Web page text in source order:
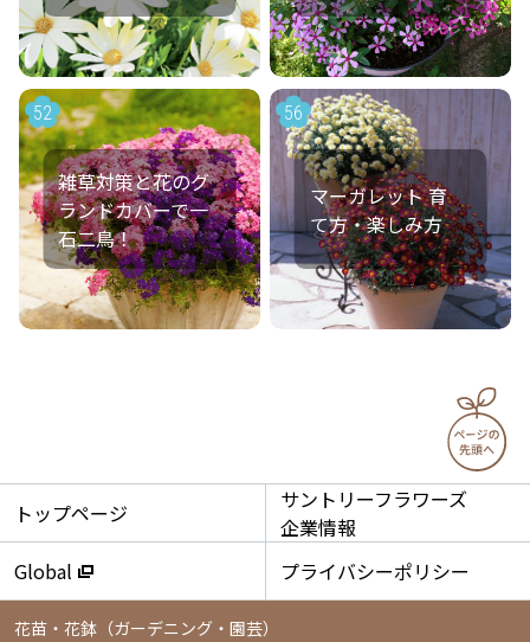
52
雑草対策と花のグ
ランドカバーで一
石二鳥！
56
マーガレット 育
て方・楽しみ方
トップページ
サントリーフラワーズ
企業情報
Global
プライバシーポリシー
花苗・花鉢 （ガーデニング・園芸）